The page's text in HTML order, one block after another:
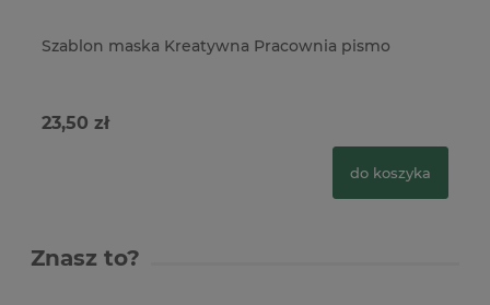
Szablon maska Kreatywna Pracownia pismo
23,50 zł
do koszyka
Znasz to?